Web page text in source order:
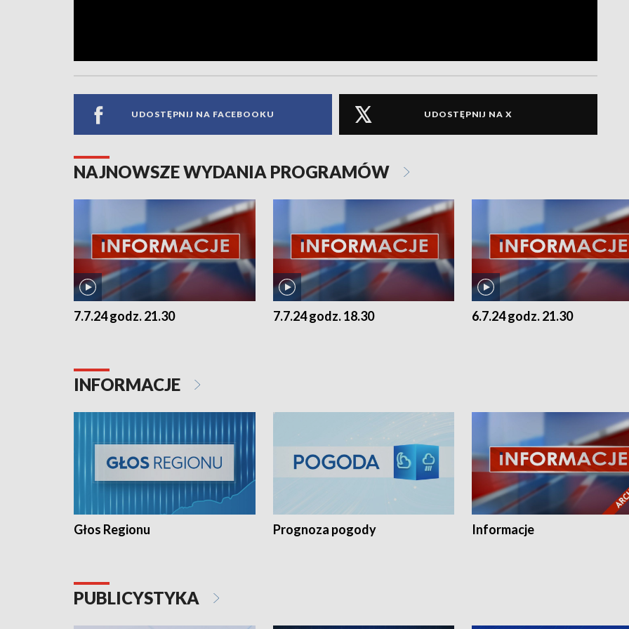
UDOSTĘPNIJ NA FACEBOOKU UDOSTĘPNIJ NA X
NAJNOWSZE WYDANIA PROGRAMÓW
7.7.24 godz. 21.30 7.7.24 godz. 18.30 6.7.24 godz. 21.30
INFORMACJE
Głos Regionu Prognoza pogody Informacje
PUBLICYSTYKA